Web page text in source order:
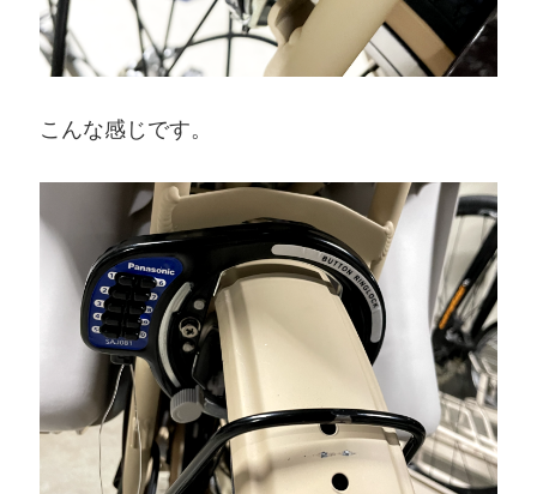
こんな感じです。